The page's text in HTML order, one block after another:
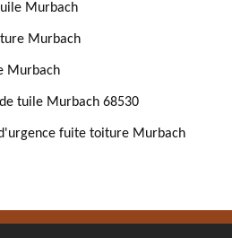
Murbach
Murbach
Murbach
tuile Murbach 68530
fuite toiture Murbach